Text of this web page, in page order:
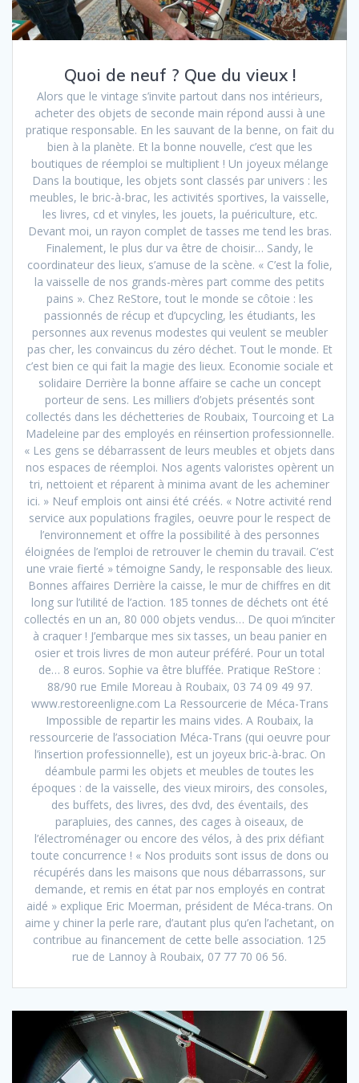
Quoi de neuf ? Que du vieux !
Alors que le vintage s’invite partout dans nos intérieurs,
acheter des objets de seconde main répond aussi à une
pratique responsable. En les sauvant de la benne, on fait du
bien à la planète. Et la bonne nouvelle, c’est que les
boutiques de réemploi se multiplient ! Un joyeux mélange
Dans la boutique, les objets sont classés par univers : les
meubles, le bric-à-brac, les activités sportives, la vaisselle,
les livres, cd et vinyles, les jouets, la puériculture, etc.
Devant moi, un rayon complet de tasses me tend les bras.
Finalement, le plus dur va être de choisir… Sandy, le
coordinateur des lieux, s’amuse de la scène. « C’est la folie,
la vaisselle de nos grands-mères part comme des petits
pains ». Chez ReStore, tout le monde se côtoie : les
passionnés de récup et d’upcycling, les étudiants, les
personnes aux revenus modestes qui veulent se meubler
pas cher, les convaincus du zéro déchet. Tout le monde. Et
c’est bien ce qui fait la magie des lieux. Economie sociale et
solidaire Derrière la bonne affaire se cache un concept
porteur de sens. Les milliers d’objets présentés sont
collectés dans les déchetteries de Roubaix, Tourcoing et La
Madeleine par des employés en réinsertion professionnelle.
« Les gens se débarrassent de leurs meubles et objets dans
nos espaces de réemploi. Nos agents valoristes opèrent un
tri, nettoient et réparent à minima avant de les acheminer
ici. » Neuf emplois ont ainsi été créés. « Notre activité rend
service aux populations fragiles, oeuvre pour le respect de
l’environnement et offre la possibilité à des personnes
éloignées de l’emploi de retrouver le chemin du travail. C’est
une vraie fierté » témoigne Sandy, le responsable des lieux.
Bonnes affaires Derrière la caisse, le mur de chiffres en dit
long sur l’utilité de l’action. 185 tonnes de déchets ont été
collectés en un an, 80 000 objets vendus… De quoi m’inciter
à craquer ! J’embarque mes six tasses, un beau panier en
osier et trois livres de mon auteur préféré. Pour un total
de… 8 euros. Sophie va être bluffée. Pratique ReStore :
88/90 rue Emile Moreau à Roubaix, 03 74 09 49 97.
www.restoreenligne.com La Ressourcerie de Méca-Trans
Impossible de repartir les mains vides. A Roubaix, la
ressourcerie de l’association Méca-Trans (qui oeuvre pour
l’insertion professionnelle), est un joyeux bric-à-brac. On
déambule parmi les objets et meubles de toutes les
époques : de la vaisselle, des vieux miroirs, des consoles,
des buffets, des livres, des dvd, des éventails, des
parapluies, des cannes, des cages à oiseaux, de
l’électroménager ou encore des vélos, à des prix défiant
toute concurrence ! « Nos produits sont issus de dons ou
récupérés dans les maisons que nous débarrassons, sur
demande, et remis en état par nos employés en contrat
aidé » explique Eric Moerman, président de Méca-trans. On
aime y chiner la perle rare, d’autant plus qu’en l’achetant, on
contribue au financement de cette belle association. 125
rue de Lannoy à Roubaix, 07 77 70 06 56.